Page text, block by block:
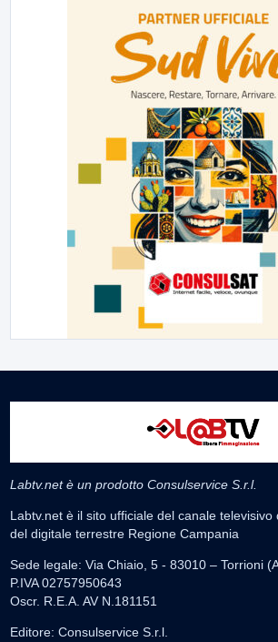
Labtv.net è un prodotto Consulservice S.r.l.
Labtv.net è il sito ufficiale del canale
del digitale terrestre Regione Campania
Sede legale: Via Chiaio, 5 - 83010 – Torrioni
P.IVA 02757950643
Oscr. R.E.A. AV N.181151
Editore: Consulservice S.r.l.